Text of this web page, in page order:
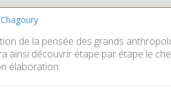
de la pensée des grands
ainsi découvrir étape par étape le
élaboration.